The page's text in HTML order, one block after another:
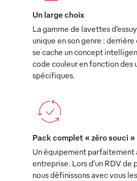
Un large choix
La gamme de lavettes
unique en son genre :
se cache un concept
code couleur en fonction des
spécifiques.
Pack complet « zéro souci »
Un équipement parfaitement
entreprise. Lors d’un RDV de
nous définissons avec vous